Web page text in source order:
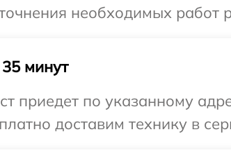
необходимых работ
минут
приедет по указанному
доставим технику в